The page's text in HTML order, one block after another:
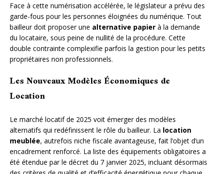
Face à cette numérisation accélérée, le législateur a prévu des
garde-fous pour les personnes éloignées du numérique. Tout
bailleur doit proposer une alternative papier à la demande
du locataire, sous peine de nullité de la procédure. Cette
double contrainte complexifie parfois la gestion pour les petits
propriétaires non professionnels.
Les Nouveaux Modèles Économiques de
Location
Le marché locatif de 2025 voit émerger des modèles
alternatifs qui redéfinissent le rôle du bailleur. La location
meublée, autrefois niche fiscale avantageuse, fait l’objet d’un
encadrement renforcé. La liste des équipements obligatoires a
été étendue par le décret du 7 janvier 2025, incluant désormais